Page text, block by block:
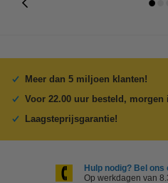
Meer dan 5 miljoen klanten!
Voor 22.00 uur besteld, morgen
Laagsteprijsgarantie!
Hulp nodig? Bel ons
Op werkdagen van